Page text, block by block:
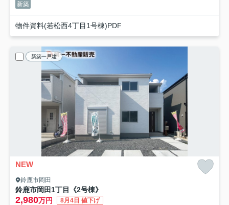
新築
物件資料(若松西4丁目1号棟)PDF
新築一戸建
NEW
鈴鹿市岡田
鈴鹿市岡田1丁目《2号棟》
2,980万円 8月4日 値下げ